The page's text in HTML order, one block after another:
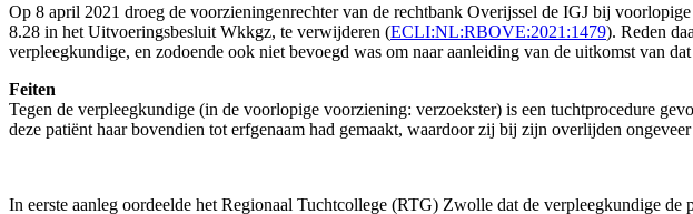
Op 8 april 2021 droeg de voorzieningenrechter van de rechtbank Overijssel de IGJ bij
8.28 in het Uitvoeringsbesluit Wkkgz, te verwijderen (ECLI:NL:RBOVE:2021:1479). Reden
verpleegkundige, en zodoende ook niet bevoegd was om naar aanleiding van de uitkomst van
Feiten
Tegen de verpleegkundige (in de voorlopige voorziening: verzoekster) is een tuchtprocedure
deze patiënt haar bovendien tot erfgenaam had gemaakt, waardoor zij bij zijn overlijden
In eerste aanleg oordeelde het Regionaal Tuchtcollege (RTG) Zwolle dat de verpleegkundige